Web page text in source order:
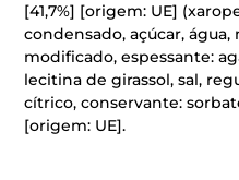
[41,7%] [origem: UE]
condensado, açúcar,
modificado, espessante:
lecitina de girassol, sal,
cítrico, conservante:
[origem: UE].